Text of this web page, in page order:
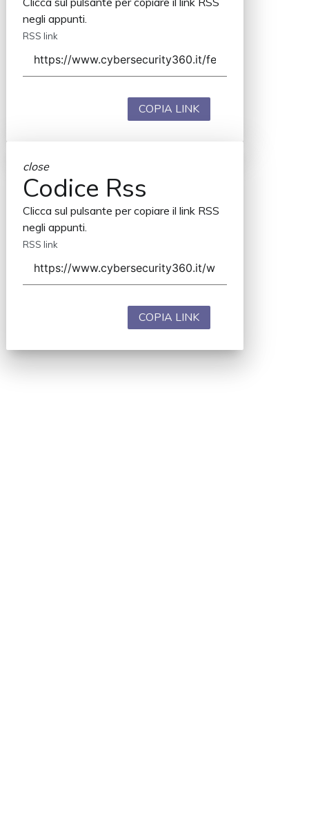
negli appunti.
RSS link
COPIA LINK
close
Codice Rss
Clicca sul pulsante per copiare il link RSS
negli appunti.
RSS link
COPIA LINK